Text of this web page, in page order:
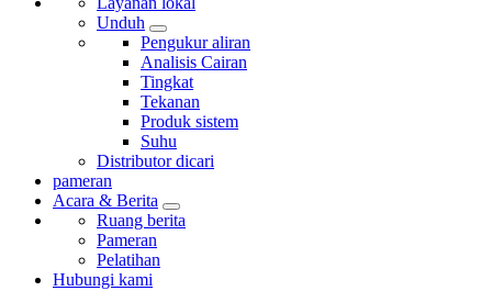
Unduh
Pengukur aliran
Analisis Cairan
Tingkat
Tekanan
Produk sistem
Suhu
Distributor dicari
pameran
Acara & Berita
Ruang berita
Pameran
Pelatihan
Hubungi kami